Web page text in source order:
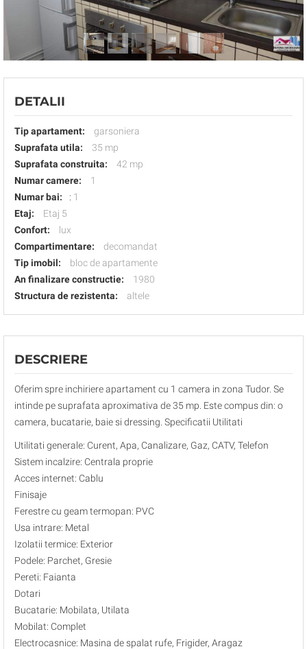
DETALII
Tip apartament:
garsoniera
Suprafata utila:
35 mp
Suprafata construita:
42 mp
Numar camere:
1
Numar bai:
: 1
Etaj:
Etaj 5
Confort:
lux
Compartimentare:
decomandat
Tip imobil:
bloc de apartamente
An finalizare constructie:
1980
Structura de rezistenta:
altele
DESCRIERE
Oferim spre inchiriere apartament cu 1 camera in zona Tudor. Se
intinde pe suprafata aproximativa de 35 mp. Este compus din: o
camera, bucatarie, baie si dressing. Specificatii Utilitati
Utilitati generale: Curent, Apa, Canalizare, Gaz, CATV, Telefon
Sistem incalzire: Centrala proprie
Acces internet: Cablu
Finisaje
Ferestre cu geam termopan: PVC
Usa intrare: Metal
Izolatii termice: Exterior
Podele: Parchet, Gresie
Pereti: Faianta
Dotari
Bucatarie: Mobilata, Utilata
Mobilat: Complet
Electrocasnice: Masina de spalat rufe, Frigider, Aragaz